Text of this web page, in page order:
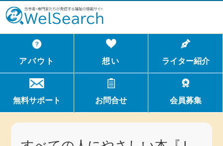
WelSerch
アバウト 想い ライター紹介
無料サポート お問合せ 会員募集